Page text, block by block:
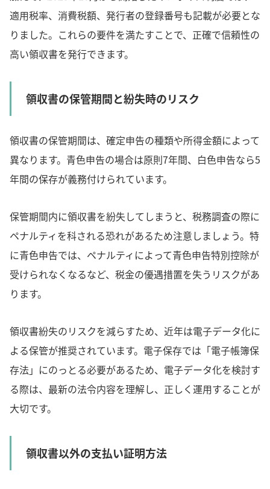
適用税率、消費税額、発行者の登録番号も記載が必要とな
りました。これらの要件を満たすことで、正確で信頼性の
高い領収書を発行できます。
領収書の保管期間と紛失時のリスク
領収書の保管期間は、確定申告の種類や所得金額によって
異なります。青色申告の場合は原則7年間、白色申告なら5
年間の保存が義務付けられています。
保管期間内に領収書を紛失してしまうと、税務調査の際に
ペナルティを科される恐れがあるため注意しましょう。特
に青色申告では、ペナルティによって青色申告特別控除が
受けられなくなるなど、税金の優遇措置を失うリスクがあ
ります。
領収書紛失のリスクを減らすため、近年は電子データ化に
よる保管が推奨されています。電子保存では「電子帳簿保
存法」にのっとる必要があるため、電子データ化を検討す
る際は、最新の法令内容を理解し、正しく運用することが
大切です。
領収書以外の支払い証明方法